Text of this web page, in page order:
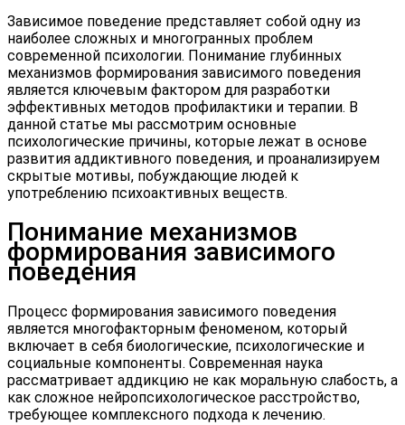
Зависимое поведение представляет собой одну из
наиболее сложных и многогранных проблем
современной психологии. Понимание глубинных
механизмов формирования зависимого поведения
является ключевым фактором для разработки
эффективных методов профилактики и терапии. В
данной статье мы рассмотрим основные
психологические причины, которые лежат в основе
развития аддиктивного поведения, и проанализируем
скрытые мотивы, побуждающие людей к
употреблению психоактивных веществ.
Понимание механизмов
формирования зависимого
поведения
Процесс формирования зависимого поведения
является многофакторным феноменом, который
включает в себя биологические, психологические и
социальные компоненты. Современная наука
рассматривает аддикцию не как моральную слабость, а
как сложное нейропсихологическое расстройство,
требующее комплексного подхода к лечению.